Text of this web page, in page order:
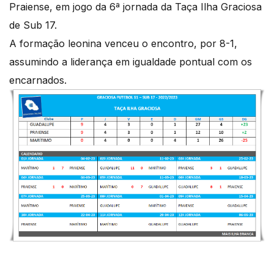
Praiense, em jogo da 6ª jornada da Taça Ilha Graciosa
de Sub 17.
A formação leonina venceu o encontro, por 8-1,
assumindo a liderança em igualdade pontual com os
encarnados.